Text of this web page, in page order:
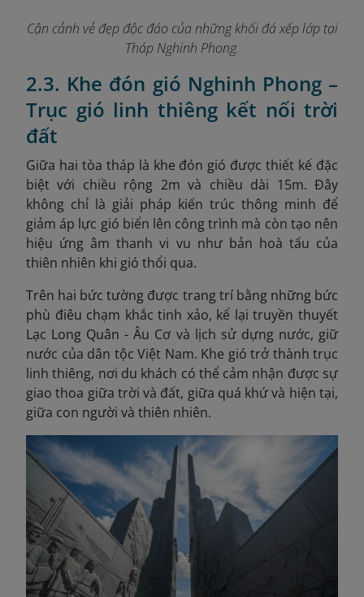
Cận cảnh vẻ đẹp độc đáo của những khối đá xếp lớp tại
Tháp Nghinh Phong.
2.3. Khe đón gió Nghinh Phong –
Trục gió linh thiêng kết nối trời
đất
Giữa hai tòa tháp là khe đón gió được thiết kế đặc
biệt với chiều rộng 2m và chiều dài 15m. Đây
không chỉ là giải pháp kiến trúc thông minh để
giảm áp lực gió biển lên công trình mà còn tạo nên
hiệu ứng âm thanh vi vu như bản hoà tấu của
thiên nhiên khi gió thổi qua.
Trên hai bức tường được trang trí bằng những bức
phù điêu chạm khắc tinh xảo, kể lại truyền thuyết
Lạc Long Quân -Âu Cơ và lịch sử dựng nước, giữ
nước của dân tộc Việt Nam. Khe gió trở thành trục
linh thiêng, nơi du khách có thể cảm nhận được sự
giao thoa giữa trời và đất, giữa quá khứ và hiện tại,
giữa con người và thiên nhiên.